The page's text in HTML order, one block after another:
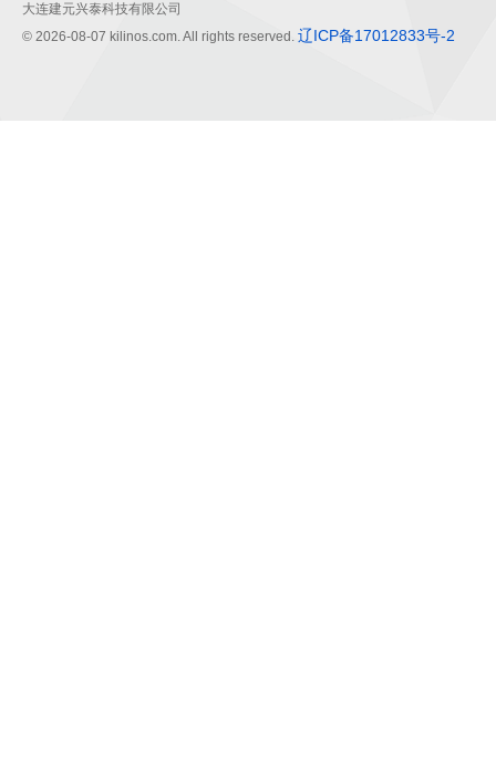
大连建元兴泰科技有限公司
© 2026-08-07 kilinos.com. All rights reserved. 辽ICP备17012833号-2